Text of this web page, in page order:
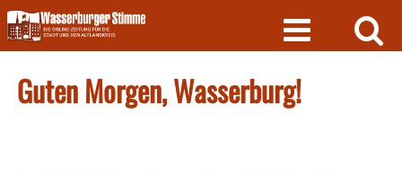
Skip
to
content
Guten Morgen, Wasserburg!